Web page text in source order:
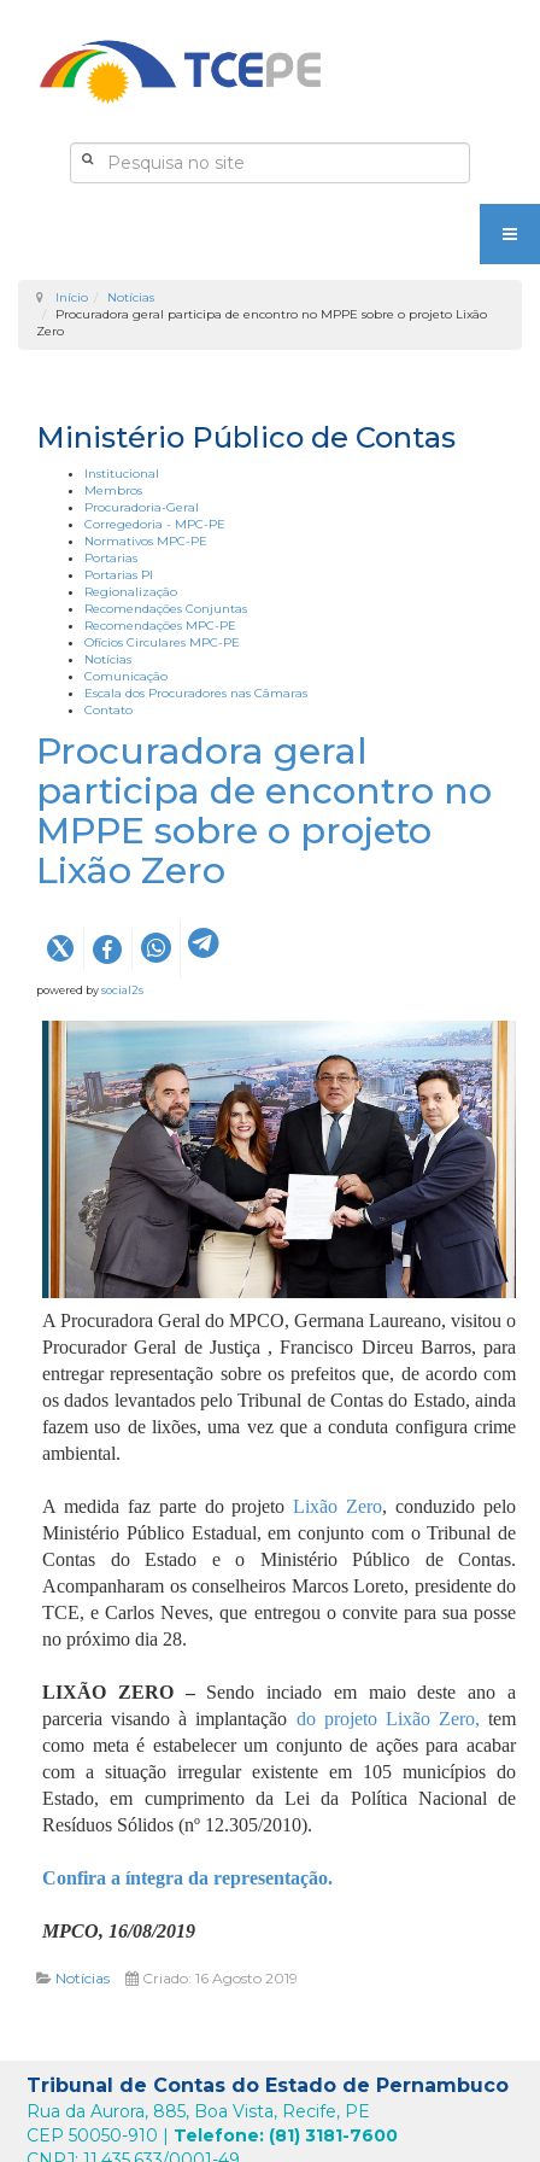
Início
Notícias
Procuradora geral participa de encontro no MPPE sobre o projeto Lixão
Zero
Ministério Público de Contas
Institucional
Membros
Procuradoria-Geral
Corregedoria - MPC-PE
Normativos MPC-PE
Portarias
Portarias PI
Regionalização
Recomendações Conjuntas
Recomendações MPC-PE
Ofícios Circulares MPC-PE
Notícias
Comunicação
Escala dos Procuradores nas Câmaras
Contato
Procuradora geral
participa de encontro no
MPPE sobre o projeto
Lixão Zero
powered bysocial2s
A Procuradora Geral do MPCO, Germana Laureano, visitou o
Procurador Geral de Justiça , Francisco Dirceu Barros, para
entregar representação sobre os prefeitos que, de acordo com
os dados levantados pelo Tribunal de Contas do Estado, ainda
fazem uso de lixões, uma vez que a conduta configura crime
ambiental.
A medida faz parte do projetoLixão Zero, conduzido pelo
Ministério Público Estadual, em conjunto com o Tribunal de
Contas do Estado e o Ministério Público de Contas.
Acompanharam os conselheiros Marcos Loreto, presidente do
TCE, e Carlos Neves, que entregou o convite para sua posse
no próximo dia 28.
LIXÃO ZERO –Sendo inciado em maio deste ano a
parceria visando à implantação do projeto Lixão Zero, tem
como meta é estabelecer um conjunto de ações para acabar
com a situação irregular existente em 105 municípios do
Estado, em cumprimento da Lei da Política Nacional de
Resíduos Sólidos (nº 12.305/2010).
Confira a íntegra da representação.
MPCO, 16/08/2019
Notícias Criado: 16 Agosto 2019
Tribunal de Contas do Estado de Pernambuco
Rua da Aurora, 885, Boa Vista, Recife, PE
CEP 50050-910 | Telefone: (81) 3181-7600